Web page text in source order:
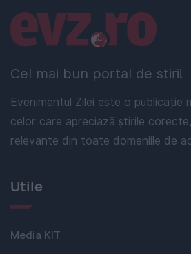
Cel mai bun portal de stiri!
Evenimentul Zilei este o publicație
celor care apreciază știrile
relevante din toate domeniile de
Linkuri utile
Utile
Media KIT